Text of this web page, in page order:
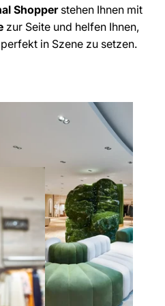
Shopper stehen Ihnen mit
zur Seite und helfen Ihnen,
in Szene zu setzen.